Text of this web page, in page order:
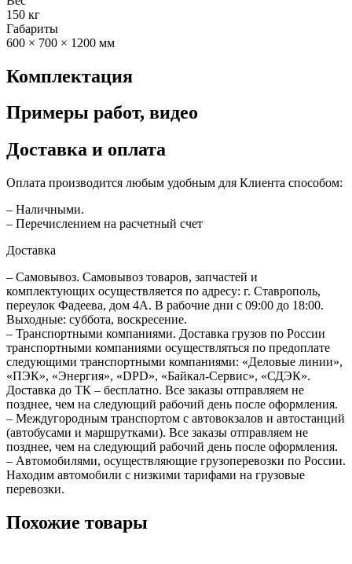
150 кг
Габариты
600 × 700 × 1200 мм
Комплектация
Примеры работ, видео
Доставка и оплата
Оплата производится любым удобным для Клиента способом:
– Наличными.
– Перечислением на расчетный счет
Доставка
– Самовывоз. Самовывоз товаров, запчастей и
комплектующих осуществляется по адресу: г. Ставрополь,
переулок Фадеева, дом 4А. В рабочие дни с 09:00 до 18:00.
Выходные: суббота, воскресение.
– Транспортными компаниями. Доставка грузов по России
транспортными компаниями осуществляться по предоплате
следующими транспортными компаниями: «Деловые линии»,
«ПЭК», «Энергия», «DPD», «Байкал-Сервис», «СДЭК».
Доставка до ТК – бесплатно. Все заказы отправляем не
позднее, чем на следующий рабочий день после оформления.
– Междугородным транспортом с автовокзалов и автостанций
(автобусами и маршрутками). Все заказы отправляем не
позднее, чем на следующий рабочий день после оформления.
– Автомобилями, осуществляющие грузоперевозки по России.
Находим автомобили с низкими тарифами на грузовые
перевозки.
Похожие товары